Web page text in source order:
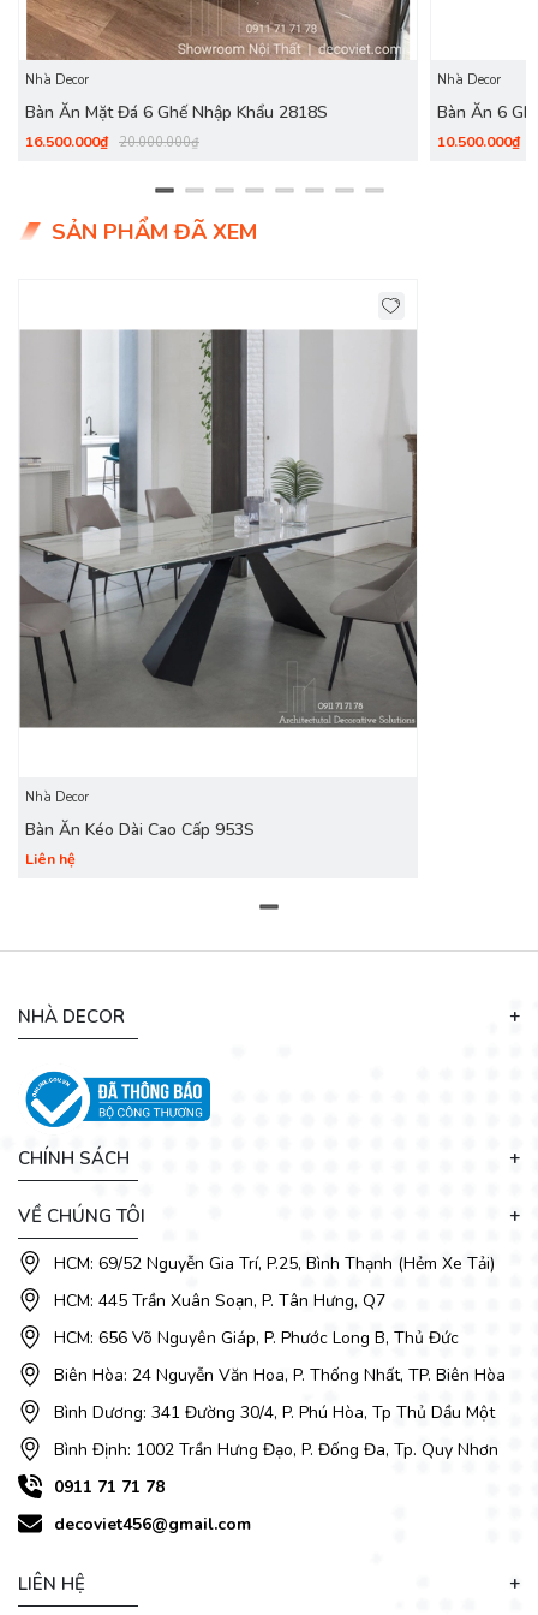
là sản phẩm được thiết có thể kéo dài
nhu cầu sử dụng thì có thể thu ngắn lại giúp tiết kiệm diện
minh bạn sẽ thấy không gian sống của gia đình mở rộng hơn,
đồng thời có nhiều diện tích để bài trí nội thất khác.
Nhà Decor
Bàn Ăn Mặt Đá 6 Ghế Nhập Khẩu 2818S
16.500.000₫ 20.000.000₫
Nhà Decor
Bàn Ăn 6
10.500.000₫
SẢN PHẨM ĐÃ XEM
Nhà Decor
Bàn Ăn Kéo Dài Cao Cấp 953S
Liên hệ
NHÀ DECOR
CHÍNH SÁCH
VỀ CHÚNG TÔI
HCM: 69/52 Nguyễn Gia Trí, P.25, Bình Thạnh (Hẻm Xe Tải)
HCM: 445 Trần Xuân Soạn, P. Tân Hưng, Q7
HCM: 656 Võ Nguyên Giáp, P. Phước Long B, Thủ Đức
Biên Hòa: 24 Nguyễn Văn Hoa, P. Thống Nhất, TP. Biên Hòa
Bình Dương: 341 Đường 30/4, P. Phú Hòa, Tp Thủ Dầu Một
Bình Định: 1002 Trần Hưng Đạo, P. Đống Đa, Tp. Quy Nhơn
0911 71 71 78
decoviet456@gmail.com
LIÊN HỆ